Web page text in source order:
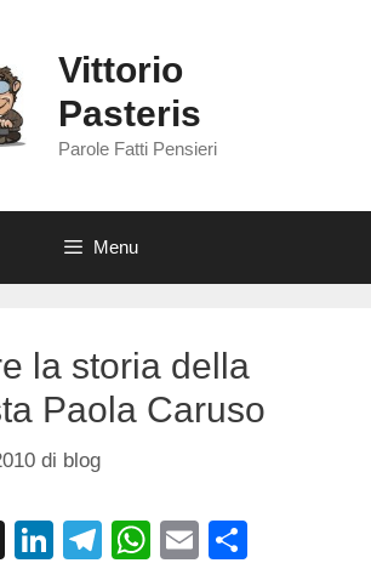
Vittorio
Pasteris
Parole Fatti Pensieri
Menu
la storia della
Paola Caruso
di blog
T
Li
T
W E